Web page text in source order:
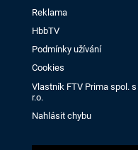
Reklama
HbbTV
Podmínky užívání
Cookies
Vlastník FTV Prima spol. s
r.o.
Nahlásit chybu